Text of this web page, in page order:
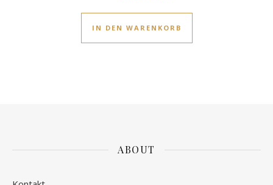
IN DEN WARENKORB
ABOUT